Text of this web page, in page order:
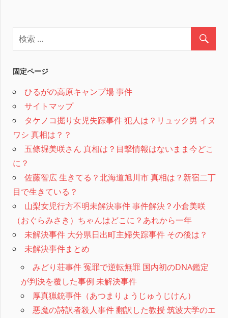
固定ページ
ひるがの高原キャンプ場 事件
サイトマップ
タケノコ掘り女児失踪事件 犯人は？リュック男 イヌ
ワシ 真相は？？
五條堀美咲さん 真相は？目撃情報はないまま今どこ
に？
佐藤智広 生きてる？北海道旭川市 真相は？新宿二丁
目で生きている？
山梨女児行方不明未解決事件 事件解決？小倉美咲
（おぐらみさき）ちゃんはどこに？あれから一年
未解決事件 大分県日出町主婦失踪事件 その後は？
未解決事件まとめ
みどり荘事件 冤罪で逆転無罪 国内初のDNA鑑定
が判決を覆した事例 未解決事件
厚真猟銃事件（あつまりょうじゅうじけん）
悪魔の詩訳者殺人事件 翻訳した教授 筑波大学のエ